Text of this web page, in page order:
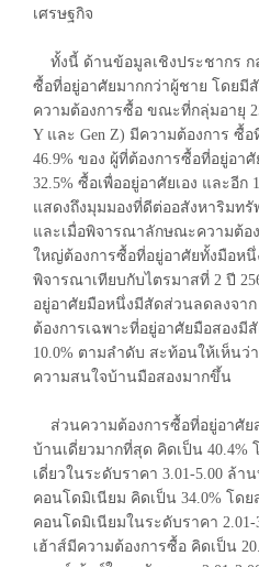
เศรษฐกิจ
ทั้งนี้ ด้านข้อมูลเชิงประชากร ก
ซื้อที่อยู่อาศัยมากกว่าผู้ชาย โดยมี
ความต้องการซื้อ ขณะที่กลุ่มอายุ
Y และ Gen Z) มีความต้องการ ซื้
46.9% ของ ผู้ที่ต้องการซื้อที่อยู่อา
32.5% ซื้อเพื่ออยู่อาศัยเอง และอีก
แสดงถึงมุมมองที่ดีต่ออสังหาริมท
และเมื่อพิจารณาลักษณะความต้อ
ใหญ่ต้องการซื้อที่อยู่อาศัยทั้งมือหนึ่
พิจารณาเทียบกับไตรมาสที่ 2 ปี
อยู่อาศัยมือหนึ่งมีสัดส่วนลดลงจาก
ต้องการเฉพาะที่อยู่อาศัยมือสองมี
10.0% ตามลำดับ สะท้อนให้เห็นว่
ความสนใจบ้านมือสองมากขึ้น
ส่วนความต้องการซื้อที่อยู่อาศัย
บ้านเดี่ยวมากที่สุด คิดเป็น
เดี่ยวในระดับราคา 3.01-5.00 ล้า
คอนโดมิเนียม คิดเป็น 34.0% โด
คอนโดมิเนียมในระดับราคา
เฮ้าส์มีความต้องการซื้อ คิดเป็น